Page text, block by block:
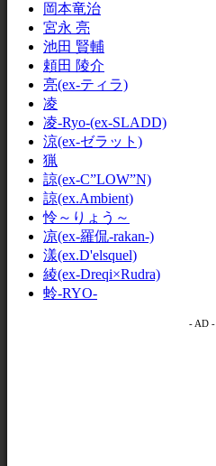
岡本竜治
宮永 亮
池田 賢輔
頼田 陵介
亮(ex-ティラ)
凌
凌-Ryo-(ex-SLADD)
涼(ex-ゼラット)
猟
諒(ex-C”LOW”N)
諒(ex.Ambient)
怜～りょう～
凉(ex-羅侃-rakan-)
漾(ex.D'elsquel)
綾(ex-Dreqi×Rudra)
蛉-RYO-
- AD -